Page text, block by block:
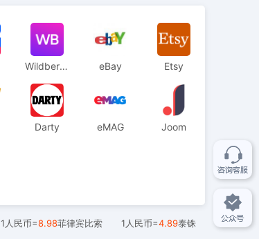
Wildberries eBay Etsy
Darty eMAG Joom
1人民币=8.98菲律宾比索 1人民币=4.89泰铢